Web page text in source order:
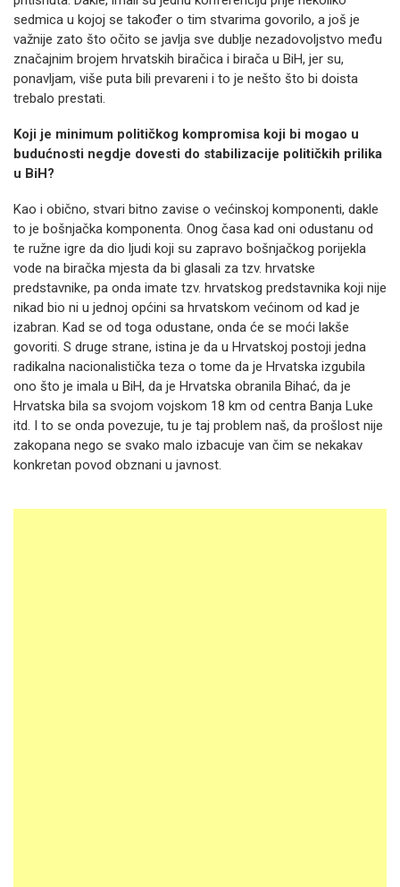
sedmica u kojoj se također o tim stvarima govorilo, a još je
važnije zato što očito se javlja sve dublje nezadovoljstvo među
značajnim brojem hrvatskih biračica i birača u BiH, jer su,
ponavljam, više puta bili prevareni i to je nešto što bi doista
trebalo prestati.
Koji je minimum političkog kompromisa koji bi mogao u
budućnosti negdje dovesti do stabilizacije političkih prilika
u BiH?
Kao i obično, stvari bitno zavise o većinskoj komponenti, dakle
to je bošnjačka komponenta. Onog časa kad oni odustanu od
te ružne igre da dio ljudi koji su zapravo bošnjačkog porijekla
vode na biračka mjesta da bi glasali za tzv. hrvatske
predstavnike, pa onda imate tzv. hrvatskog predstavnika koji nije
nikad bio ni u jednoj općini sa hrvatskom većinom od kad je
izabran. Kad se od toga odustane, onda će se moći lakše
govoriti. S druge strane, istina je da u Hrvatskoj postoji jedna
radikalna nacionalistička teza o tome da je Hrvatska izgubila
ono što je imala u BiH, da je Hrvatska obranila Bihać, da je
Hrvatska bila sa svojom vojskom 18 km od centra Banja Luke
itd. I to se onda povezuje, tu je taj problem naš, da prošlost nije
zakopana nego se svako malo izbacuje van čim se nekakav
konkretan povod obznani u javnost.